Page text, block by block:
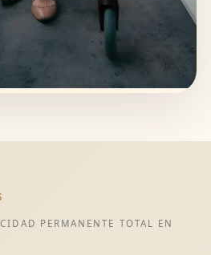
PERMANENTE TOTAL EN